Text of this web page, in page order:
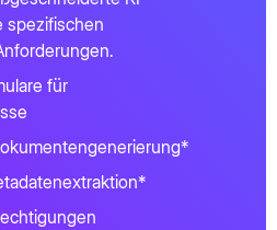
spezifischen
für